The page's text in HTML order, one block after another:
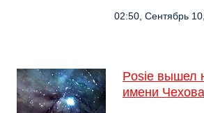
02:50, Сентябрь
Posie вышел
имени Чехова